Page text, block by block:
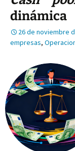
dinámica
26 de noviembre
empresas,